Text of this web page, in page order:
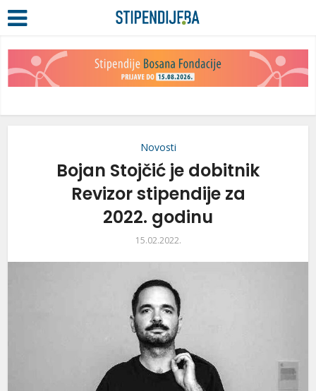
Novosti
Bojan Stojčić je dobitnik
Revizor stipendije za
2022. godinu
15.02.2022.